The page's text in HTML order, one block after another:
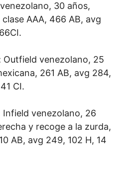
30 años,
AAA, 466 AB, avg
Outfield venezolano, 25
261 AB, avg 284,
CI.
Infield venezolano, 26
y recoge a la zurda,
AB, avg 249, 102 H, 14